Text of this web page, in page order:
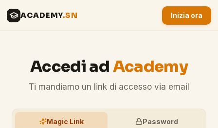
ACADEMY.SN Inizia ora
Accedi ad Academy
Ti mandiamo un link di accesso via email
Magic Link Password